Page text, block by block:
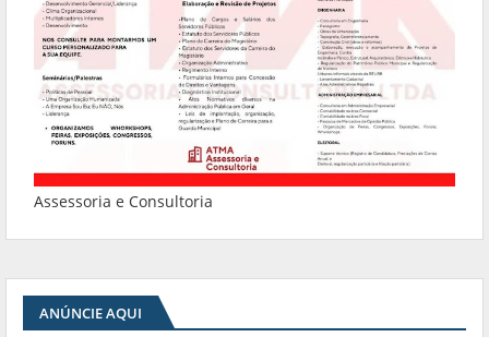
Assessoria e Consultoria
ANÚNCIE AQUI